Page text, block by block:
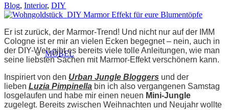
MÖBEL
Blog, Interior, DIY
Er ist zurück, der Marmor-Trend! Und nicht nur auf der IMM
Cologne ist er mir an vielen Ecken begegnet – nein, auch in
der DIY-Welt gibt es bereits viele tolle Anleitungen, wie man
seine liebsten Sachen mit Marmor-Effekt verschönern kann.
Inspiriert von den Urban Jungle Bloggers und der
lieben Luzia Pimpinella bin ich also vergangenen Samstag
losgelaufen und habe mir einen neuen Mini-Jungle
zugelegt. Bereits zwischen Weihnachten und Neujahr wollte